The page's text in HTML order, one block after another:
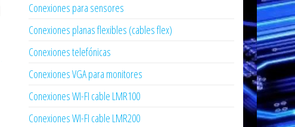
Conexiones para sensores
Conexiones planas flexibles (cables flex)
Conexiones telefónicas
Conexiones VGA para monitores
Conexiones WI-FI cable LMR100
Conexiones WI-FI cable LMR200